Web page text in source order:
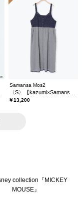
Samansa Mos2
￥13,200